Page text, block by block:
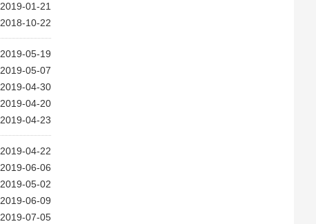
2019-01-21
2018-10-22
2019-05-19
2019-05-07
2019-04-30
2019-04-20
2019-04-23
2019-04-22
2019-06-06
2019-05-02
2019-06-09
2019-07-05